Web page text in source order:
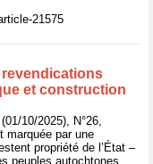
21575
revendications
et construction
10/2025), N°26,
marquée par une
propriété de l’État –
peuples autochtones.